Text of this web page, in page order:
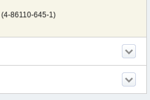
(4-86110-645-1)